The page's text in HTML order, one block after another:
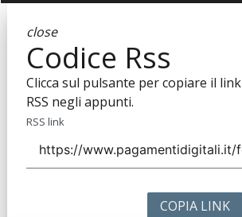
close
Codice Rss
Clicca sul pulsante per copiare il link
RSS negli appunti.
RSS link
COPIA LINK